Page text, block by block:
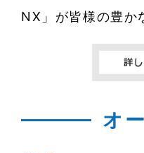
NX」が皆様の豊か
オ